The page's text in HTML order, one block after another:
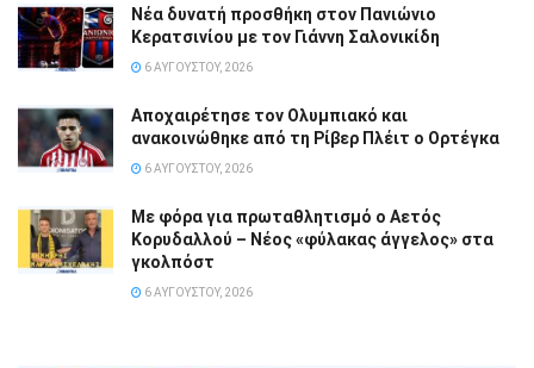
Νέα δυνατή προσθήκη στον Πανιώνιο
Κερατσινίου με τον Γιάννη Σαλονικίδη
6 ΑΥΓΟΎΣΤΟΥ, 2026
Αποχαιρέτησε τον Ολυμπιακό και
ανακοινώθηκε από τη Ρίβερ Πλέιτ ο Ορτέγκα
6 ΑΥΓΟΎΣΤΟΥ, 2026
Με φόρα για πρωταθλητισμό ο Αετός
Κορυδαλλού – Νέος «φύλακας άγγελος» στα
γκολπόστ
6 ΑΥΓΟΎΣΤΟΥ, 2026